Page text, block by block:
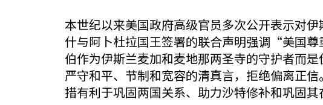
本世纪以来美国政府高级官员多次公开表示对
什与阿卜杜拉国王签署的联合声明强调“美国
伯作为伊斯兰麦加和麦地那两圣寺的守护者而
严守和平、节制和宽容的清真言，拒绝偏离正
措有利于巩固两国关系、助力沙特修补和巩固